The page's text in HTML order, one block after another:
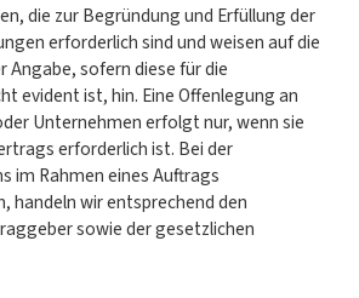
die zur Begründung und Erfüllung der
erforderlich sind und weisen auf die
Angabe, sofern diese für die
evident ist, hin. Eine Offenlegung an
Unternehmen erfolgt nur, wenn sie
erforderlich ist. Bei der
im Rahmen eines Auftrags
handeln wir entsprechend den
sowie der gesetzlichen